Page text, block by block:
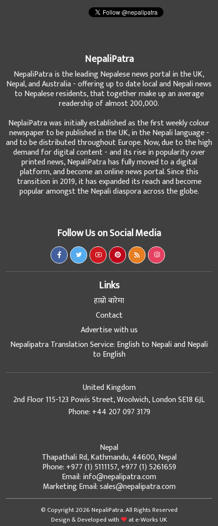
NepaliPatra
NepaliPatra is the leading Nepalese news portal in the UK,
Nepal, and Australia - offering up to date local and Nepali news
to Nepalese residents, that together make up an average
readership of almost 200,000.
NeplaiPatra was initially established as the first weekly colour
newspaper to be published in the UK, in the Nepali language -
and to be distributed throughout Europe. Now, due to the high
demand for digital content - and its rise in popularity over
printed news, NepaliPatra has fully moved to a digital
platform, and become an online news portal. Since this
transition in 2019, it has expanded its reach and become
popular amongst the Nepali diaspora across the globe.
Follow Us on Social Media
Links
हाम्रो बारेमा
Contact
Advertise with us
Nepalipatra Translation Service: English to Nepali and Nepali
to English
United Kingdom
2nd Floor 115-123 Powis Street, Woolwich, London SE18 6JL
Phone: +44 207 097 3179
Nepal
Thapathali Rd, Kathmandu, 44600, Nepal
Phone: +977 (1) 5111157, +977 (1) 5261659
Email: info@nepalipatra.com
Marketing Email: sales@nepalipatra.com
© Copyright 2026 NepaliPatra. All Rights Reserved
Design & Developed with
ate-Works UK